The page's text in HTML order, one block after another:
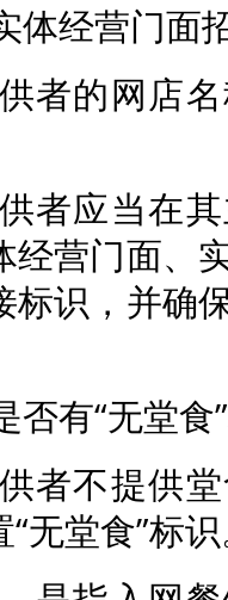
体经营门面
者的网店
者应当在
经营门面、
标识，并确
否有“无堂食
者不提供
无堂食”标